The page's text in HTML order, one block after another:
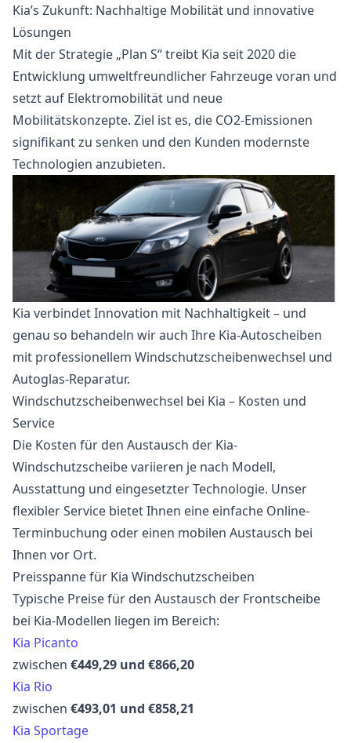
Kia’s Zukunft: Nachhaltige Mobilität und innovative
Lösungen
Mit der Strategie „Plan S“ treibt Kia seit 2020 die
Entwicklung umweltfreundlicher Fahrzeuge voran und
setzt auf Elektromobilität und neue
Mobilitätskonzepte. Ziel ist es, die CO2-Emissionen
signifikant zu senken und den Kunden modernste
Technologien anzubieten.
Kia verbindet Innovation mit Nachhaltigkeit – und
genau so behandeln wir auch Ihre Kia-Autoscheiben
mit professionellem Windschutzscheibenwechsel und
Autoglas-Reparatur.
Windschutzscheibenwechsel bei Kia – Kosten und
Service
Die Kosten für den Austausch der Kia-
Windschutzscheibe variieren je nach Modell,
Ausstattung und eingesetzter Technologie. Unser
flexibler Service bietet Ihnen eine einfache Online-
Terminbuchung oder einen mobilen Austausch bei
Ihnen vor Ort.
Preisspanne für Kia Windschutzscheiben
Typische Preise für den Austausch der Frontscheibe
bei Kia-Modellen liegen im Bereich:
Kia Picanto
zwischen €449,29 und €866,20
Kia Rio
zwischen €493,01 und €858,21
Kia Sportage